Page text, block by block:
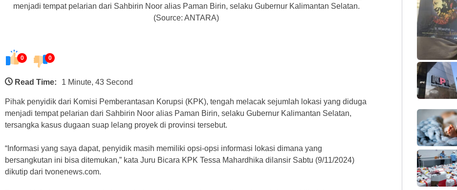
menjadi tempat pelarian dari Sahbirin Noor alias Paman Birin, selaku Gubernur Kalimantan Selatan.
(Source: ANTARA)
0 0
Read Time: 1 Minute, 43 Second
Pihak penyidik dari Komisi Pemberantasan Korupsi (KPK), tengah melacak sejumlah lokasi yang diduga
menjadi tempat pelarian dari Sahbirin Noor alias Paman Birin, selaku Gubernur Kalimantan Selatan,
tersangka kasus dugaan suap lelang proyek di provinsi tersebut.
“Informasi yang saya dapat, penyidik masih memiliki opsi-opsi informasi lokasi dimana yang
bersangkutan ini bisa ditemukan,” kata Juru Bicara KPK Tessa Mahardhika dilansir Sabtu (9/11/2024)
dikutip dari tvonenews.com.